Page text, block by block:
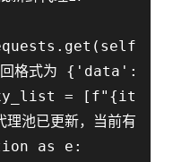
格式为 {'data':
=
池已更新，当前有
as e: